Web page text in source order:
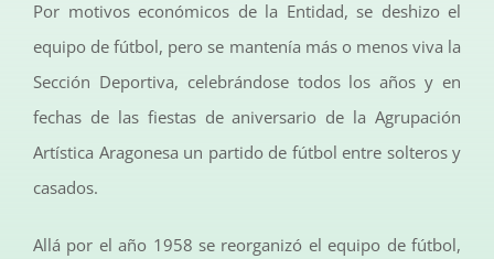
Por motivos económicos de la Entidad, se deshizo el
equipo de fútbol, pero se mantenía más o menos viva la
Sección Deportiva, celebrándose todos los años y en
fechas de las fiestas de aniversario de la Agrupación
Artística Aragonesa un partido de fútbol entre solteros y
casados.
Allá por el año 1958 se reorganizó el equipo de fútbol,